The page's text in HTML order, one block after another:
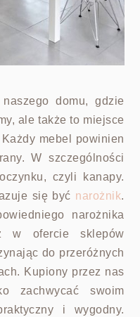
domu, gdzie
ale także to miejsce
mebel powinien
W szczególności
czyli kanapy.
się być narożnik.
narożnika
w ofercie sklepów
do przeróżnych
Kupiony przez nas
zachwycać swoim
i wygodny.